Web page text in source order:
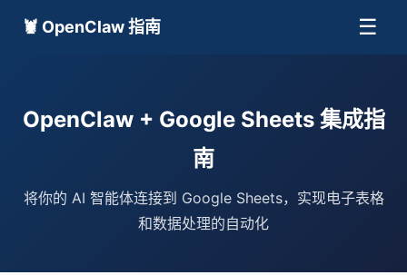
🦞 OpenClaw 指南 ☰
OpenClaw + Google Sheets 集成指
南
将你的 AI 智能体连接到 Google Sheets，实现电子表格
和数据处理的自动化